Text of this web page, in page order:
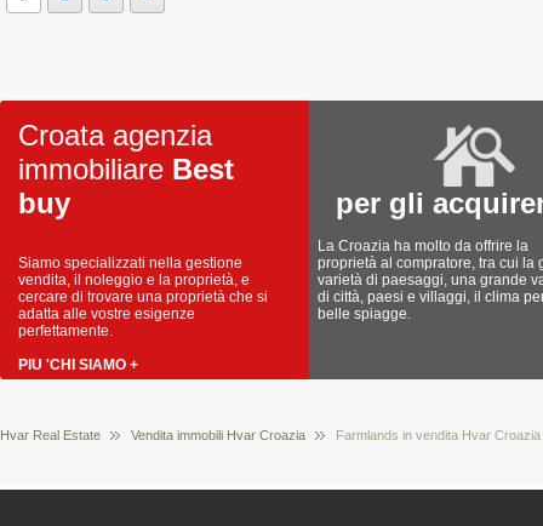
Croata agenzia
immobiliare Best
buy
Siamo specializzati nella gestione
vendita, il noleggio e la proprietà, e
cercare di trovare una proprietà che si
adatta alle vostre esigenze
perfettamente.
PIU 'CHI SIAMO +
per gli
La Croazia ha molto da offrire la
proprietà al compratore, tra cui la
varietà di paesaggi, una grande
di città, paesi e villaggi, il clima
belle spiagge.
Hvar Real Estate Vendita immobili Hvar Croazia Farmlands in vendita Hvar Croazia